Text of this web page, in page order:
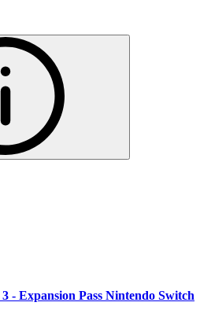
- Expansion Pass Nintendo Switch